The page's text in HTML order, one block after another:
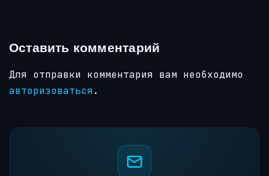
Оставить комментарий
Для отправки комментария вам необходимо
авторизоваться.